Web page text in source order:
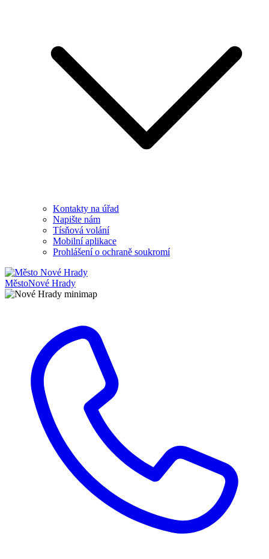
Kontakty na úřad
Napište nám
Tísňová volání
Mobilní aplikace
Prohlášení o ochraně soukromí
MěstoNové Hrady